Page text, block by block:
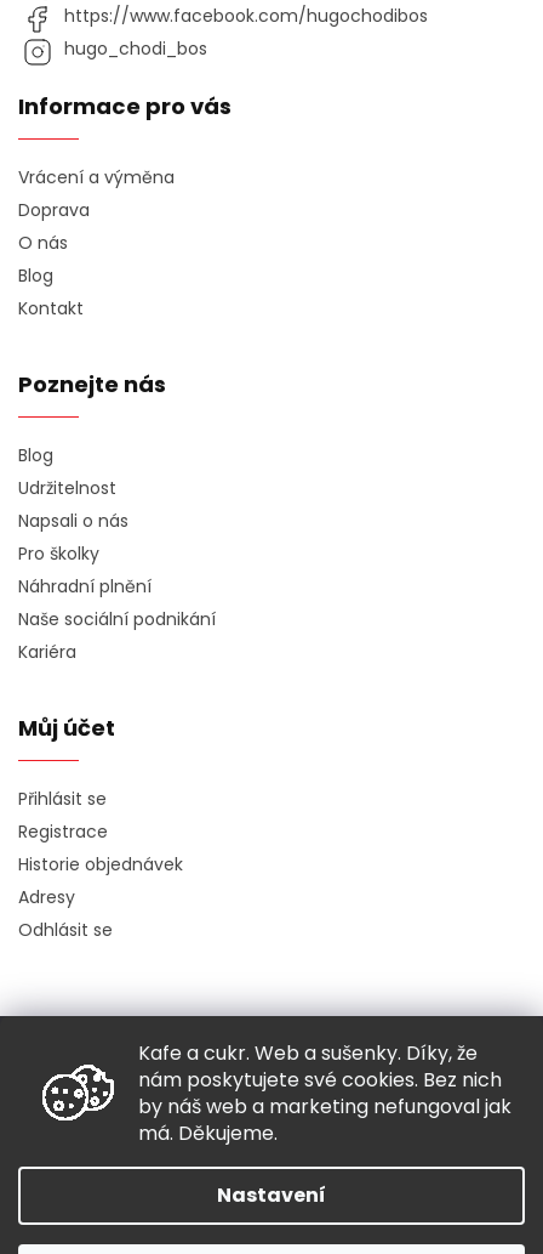
Kafe a cukr. Web a sušenky. Díky, že
nám poskytujete své cookies. Bez nich
by náš web a marketing nefungoval jak
má. Děkujeme.
Nastavení
https://www.facebook.com/hugochodibos
hugo_chodi_bos
Informace pro vás
Vrácení a výměna
Doprava
O nás
Blog
Kontakt
Poznejte nás
Blog
Udržitelnost
Napsali o nás
Pro školky
Náhradní plnění
Naše sociální podnikání
Kariéra
Můj účet
Přihlásit se
Registrace
Historie objednávek
Adresy
Odhlásit se
Copyright 2026Hugo chodí bos. Všechna práva vyhrazena.
Grafický návrh vytvořil a nakódovalShoptak.cz